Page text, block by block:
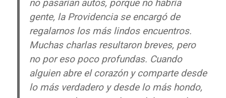
no pasarían autos, porque no habría
gente, la Providencia se encargó de
regalarnos los más lindos encuentros.
Muchas charlas resultaron breves, pero
no por eso poco profundas. Cuando
alguien abre el corazón y comparte desde
lo más verdadero y desde lo más hondo,